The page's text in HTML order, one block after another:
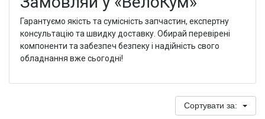
Гарантуємо якість та сумісність запчастин, експертну
консультацію та швидку доставку. Обирай перевірені
компоненти та забезпеч безпеку і надійність свого
обладнання вже сьогодні!
Сортувати за: